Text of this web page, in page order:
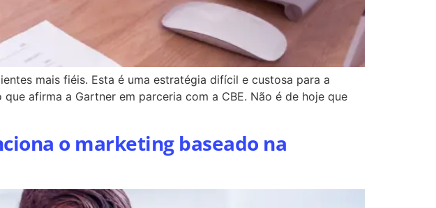
mais fiéis. Esta é uma estratégia difícil e custosa para a
afirma a Gartner em parceria com a CBE. Não é de hoje que
o marketing baseado na